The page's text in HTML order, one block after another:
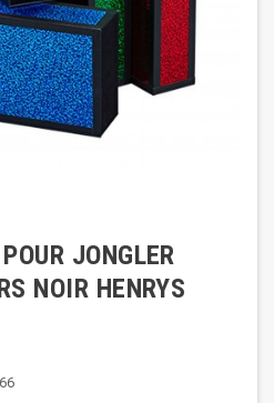
JONGLER
NOIR HENRYS